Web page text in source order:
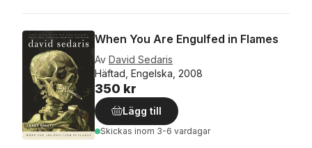
When You Are Engulfed in Flames
Av David Sedaris
Häftad, Engelska, 2008
350 kr
Lägg till
Skickas inom 3-6 vardagar